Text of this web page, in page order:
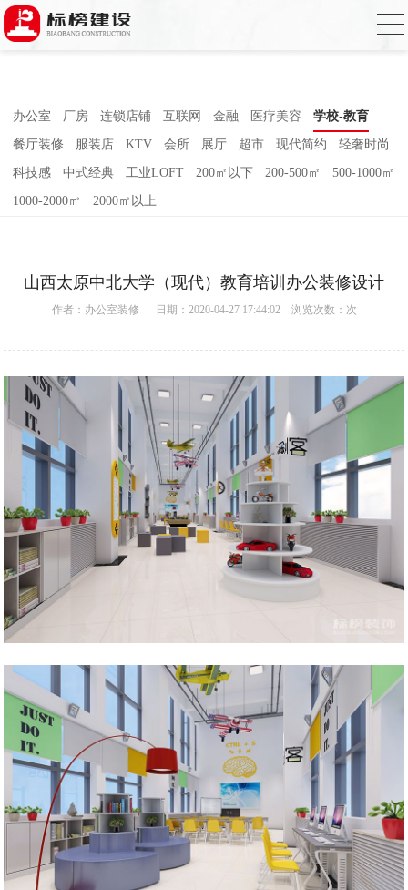
麻豆电影网,91精品麻豆视频,麻豆成人在线
视频,国产AV无码乱码国产精品麻豆
办公室 厂房 连锁店铺 互联网 金融 医疗美容 学校-教育
餐厅装修 服装店 KTV 会所 展厅 超市 现代简约 轻奢时尚
科技感 中式经典 工业LOFT 200㎡以下 200-500㎡ 500-1000㎡
1000-2000㎡ 2000㎡以上
山西太原中北大学（现代）教育培训办公装修设计
作者： 办公室装修 日期：2020-04-27 17:44:02 浏览次数： 次